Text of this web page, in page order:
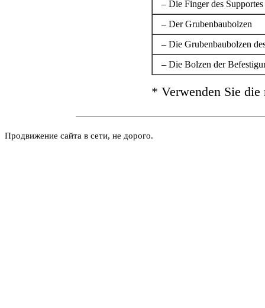
– Die Finger des
– Der Grubenbaubolzen
– Die Grubenbaubolzen
– Die Bolzen der
* Verwenden Sie
Продвижение сайта в сети, не дорого.